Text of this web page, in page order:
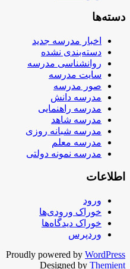
دسته‌ها
اخبار مدرسه جدید
دسته‌بندی نشده
روانشناسی مدرسه
سایت مدرسه
صور مدرسه
مدرسه دانش
مدرسه راهنمایی
مدرسه شاهد
مدرسه شبانه روزی
مدرسه معلم
مدرسه نمونه دولتی
اطلاعات
ورود
خوراک ورودی‌ها
خوراک دیدگاه‌ها
وردپرس
Proudly powered by WordPress
Designed by Themient